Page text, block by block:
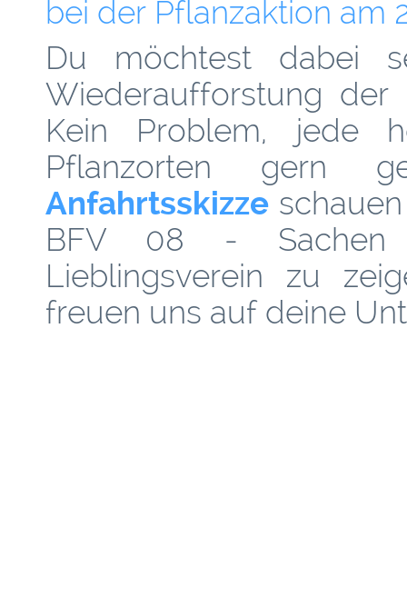
bei der Pflanzaktion am
Du möchtest dabei
Wiederaufforstung der
Kein Problem, jede
Pflanzorten gern
Anfahrtsskizze
BFV 08 -
Lieblingsverein zu
freuen uns auf deine